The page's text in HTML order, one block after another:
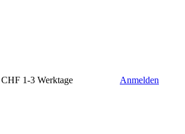
CHF 1-3 Werktage Anmelden